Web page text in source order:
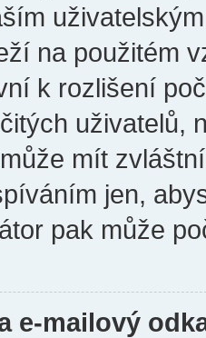
na použitém
k rozlišení
uživatelů,
mít
jen,
pak může
e-mailový